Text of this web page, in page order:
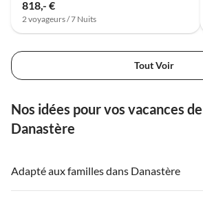
818,- €
2 voyageurs / 7 Nuits
Tout Voir
Nos idées pour vos vacances
Danastère
Adapté aux familles dans Danastère